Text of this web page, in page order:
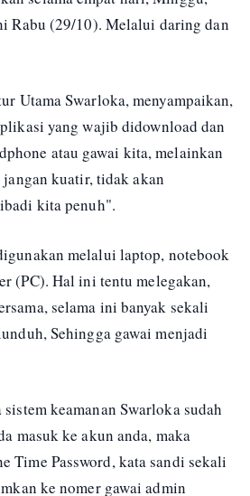
Rabu (29/10). Melalui daring dan
Utama Swarloka, menyampaikan,
yang wajib didownload dan
atau gawai kita, melainkan
kuatir, tidak akan
kita penuh".
melalui laptop, notebook
(PC). Hal ini tentu melegakan,
selama ini banyak sekali
Sehingga gawai menjadi
keamanan Swarloka sudah
masuk ke akun anda, maka
Time Password, kata sandi sekali
ke nomer gawai admin